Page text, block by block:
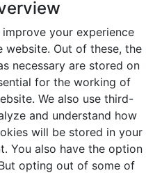
your experience
Out of these, the
necessary are stored on
for the working of
We also use third-
and understand how
will be stored in your
You also have the option
opting out of some of